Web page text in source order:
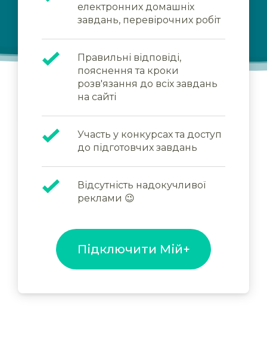
електронних домашніх
завдань, перевірочних робіт
Правильні відповіді,
пояснення та кроки
розв'язання до всіх завдань
на сайті
Участь у конкурсах та доступ
до підготовчих завдань
Відсутність надокучливої
реклами 😉
Підключити Мій+